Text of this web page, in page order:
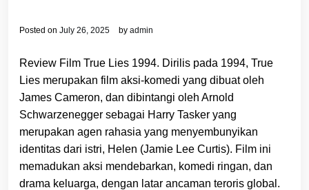
Posted on July 26, 2025 by admin
Review Film True Lies 1994. Dirilis pada 1994, True
Lies merupakan film aksi-komedi yang dibuat oleh
James Cameron, dan dibintangi oleh Arnold
Schwarzenegger sebagai Harry Tasker yang
merupakan agen rahasia yang menyembunyikan
identitas dari istri, Helen (Jamie Lee Curtis). Film ini
memadukan aksi mendebarkan, komedi ringan, dan
drama keluarga, dengan latar ancaman teroris global.